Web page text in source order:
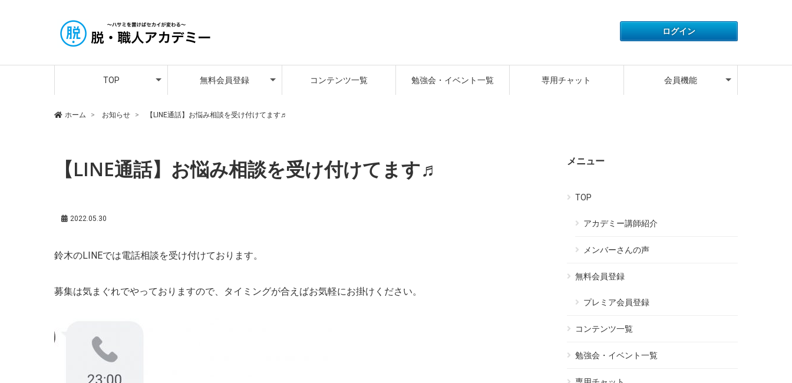
TOP
アカデミー講師紹介
メンバーさんの声
無料会員登録
プレミア会員登録
コンテンツ一覧 勉強会・イベント一覧 専用チャット 会員機能
ホーム お知らせ 【LINE通話】お悩み相談を受け付けてます♬
【LINE通話】お悩み相談を受け付けてます♬
2022.05.30
鈴木のLINEでは電話相談を受け付けております。
募集は気まぐれでやっておりますので、タイミングが合えばお気軽にお掛けください。
メニュー
TOP
アカデミー講師紹介
メンバーさんの声
無料会員登録
プレミア会員登録
コンテンツ一覧
勉強会・イベント一覧